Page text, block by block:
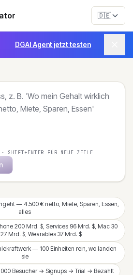
🇩🇪
DGAI Agent jetzt testen
· SHIFT+ENTER FÜR NEUE ZEILE
— 4.500 € netto, Miete, Sparen, Essen,
alles
200 Mrd. $, Services 96 Mrd. $, Mac 30
Mrd. $, Wearables 37 Mrd. $
— 100 Einheiten rein, wo landen
sie
Besucher → Signups → Trial → Bezahlt